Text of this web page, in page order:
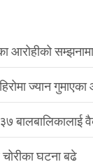
आरोहीको
ज्यान
बालबालिकालाई
घटना बढे